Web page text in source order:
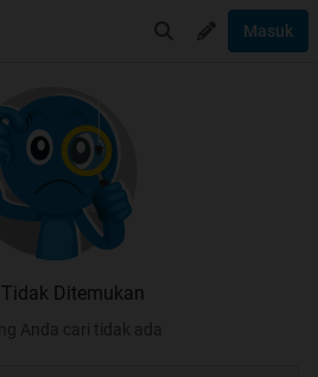
Masuk
Tidak Ditemukan
Anda cari tidak ada